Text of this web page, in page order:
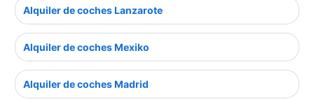
Alquiler de coches Lanzarote
Alquiler de coches Mexiko
Alquiler de coches Madrid